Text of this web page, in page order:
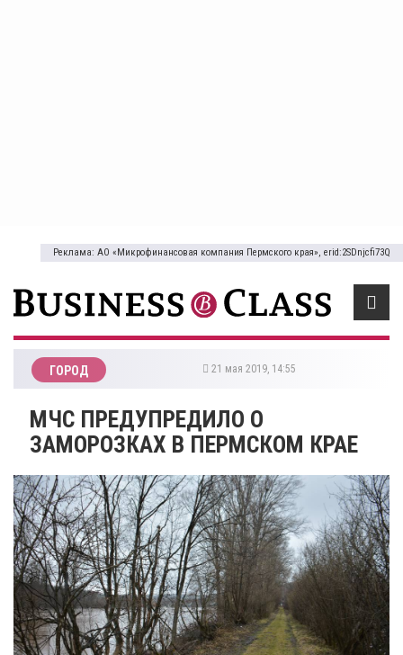
Реклама: АО «Микрофинансовая компания Пермского края», erid:2SDnjcfi73Q
ГОРОД 21 мая 2019, 14:55
​МЧС ПРЕДУПРЕДИЛО О
ЗАМОРОЗКАХ В ПЕРМСКОМ КРАЕ